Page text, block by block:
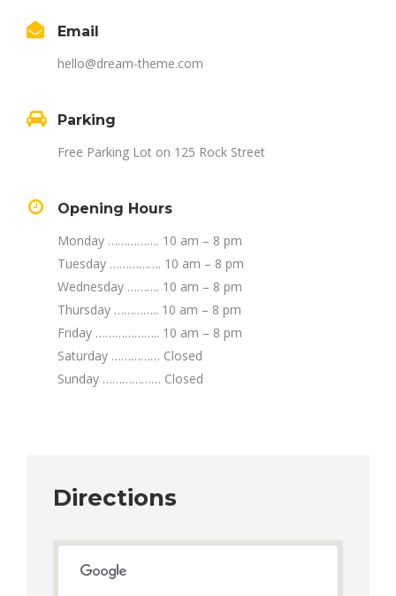
Email
hello@dream-theme.com
Parking
Free Parking Lot on 125 Rock Street
Opening Hours
Monday ……………. 10 am – 8 pm
Tuesday ……………. 10 am – 8 pm
Wednesday ………. 10 am – 8 pm
Thursday ………….. 10 am – 8 pm
Friday ……………….. 10 am – 8 pm
Saturday …………… Closed
Sunday ……………… Closed
Directions